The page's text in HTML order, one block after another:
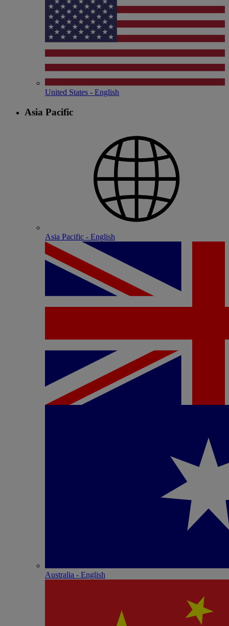
United States - English
Asia Pacific
Asia Pacific - English
Australia - English